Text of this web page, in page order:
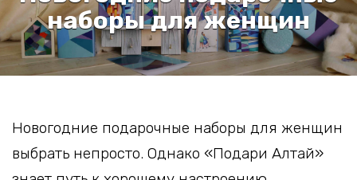
наборы для женщин
Новогодние подарочные наборы для женщин
выбрать непросто. Однако «Подари Алтай»